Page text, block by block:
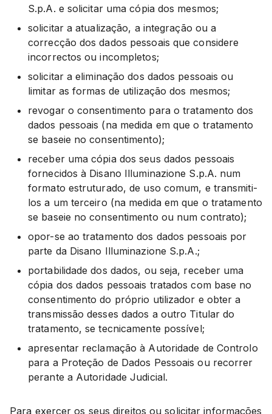
S.p.A. e solicitar uma cópia dos mesmos;
solicitar a atualização, a integração ou a
correcção dos dados pessoais que considere
incorrectos ou incompletos;
solicitar a eliminação dos dados pessoais ou
limitar as formas de utilização dos mesmos;
revogar o consentimento para o tratamento dos
dados pessoais (na medida em que o tratamento
se baseie no consentimento);
receber uma cópia dos seus dados pessoais
fornecidos à Disano Illuminazione S.p.A. num
formato estruturado, de uso comum, e transmiti-
los a um terceiro (na medida em que o tratamento
se baseie no consentimento ou num contrato);
opor-se ao tratamento dos dados pessoais por
parte da Disano Illuminazione S.p.A.;
portabilidade dos dados, ou seja, receber uma
cópia dos dados pessoais tratados com base no
consentimento do próprio utilizador e obter a
transmissão desses dados a outro Titular do
tratamento, se tecnicamente possível;
apresentar reclamação à Autoridade de Controlo
para a Proteção de Dados Pessoais ou recorrer
perante a Autoridade Judicial.
Para exercer os seus direitos ou solicitar informações